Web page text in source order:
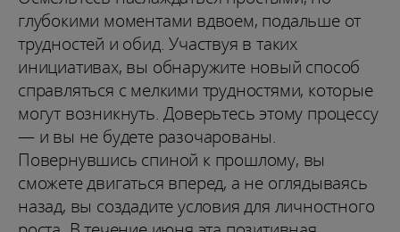
глубокими моментами вдвоем, подальше от
трудностей и обид. Участвуя в таких
инициативах, вы обнаружите новый способ
справляться с мелкими трудностями, которые
могут возникнуть. Доверьтесь этому процессу
— и вы не будете разочарованы.
Повернувшись спиной к прошлому, вы
сможете двигаться вперед, а не оглядываясь
назад, вы создадите условия для личностного